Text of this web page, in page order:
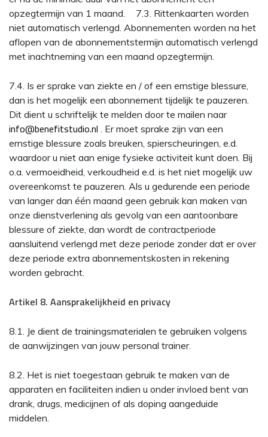
opzegtermijn van 1 maand. 7.3. Rittenkaarten worden
niet automatisch verlengd. Abonnementen worden na het
aflopen van de abonnementstermijn automatisch verlengd
met inachtneming van een maand opzegtermijn.
7.4. Is er sprake van ziekte en / of een ernstige blessure,
dan is het mogelijk een abonnement tijdelijk te pauzeren.
Dit dient u schriftelijk te melden door te mailen naar
info@benefitstudio.nl
. Er moet sprake zijn van een
ernstige blessure zoals breuken, spierscheuringen, e.d.
waardoor u niet aan enige fysieke activiteit kunt doen. Bij
o.a. vermoeidheid, verkoudheid e.d. is het niet mogelijk uw
overeenkomst te pauzeren. Als u gedurende een periode
van langer dan één maand geen gebruik kan maken van
onze dienstverlening als gevolg van een aantoonbare
blessure of ziekte, dan wordt de contractperiode
aansluitend verlengd met deze periode zonder dat er over
deze periode extra abonnementskosten in rekening
worden gebracht.
Artikel 8. Aansprakelijkheid en privacy
8.1. Je dient de trainingsmaterialen te gebruiken volgens
de aanwijzingen van jouw personal trainer.
8.2. Het is niet toegestaan gebruik te maken van de
apparaten en faciliteiten indien u onder invloed bent van
drank, drugs, medicijnen of als doping aangeduide
middelen.